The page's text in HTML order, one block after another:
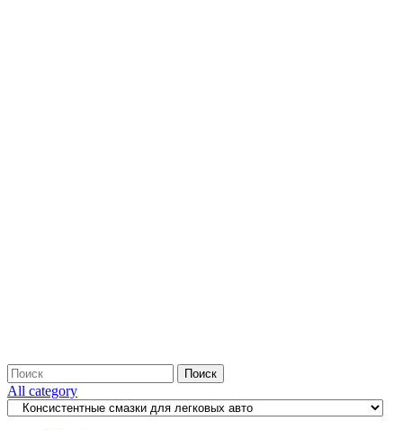
Search
for:
Поиск
All category